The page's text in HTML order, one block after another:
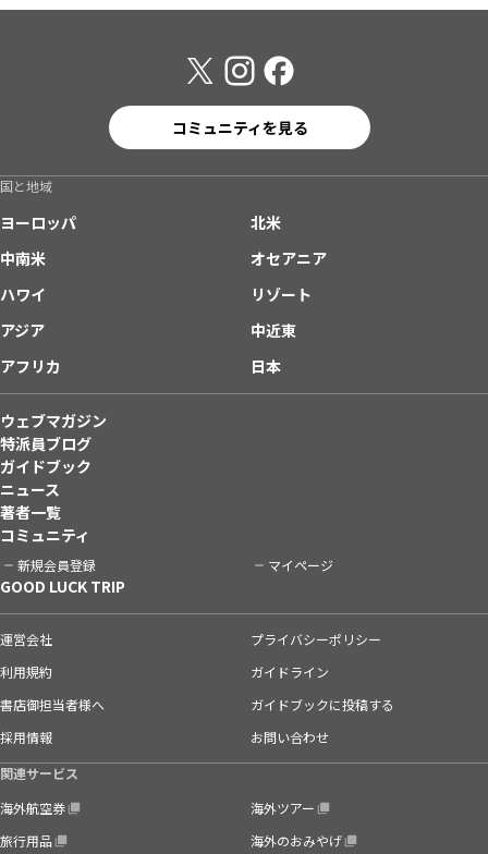
コミュニティを見る
国と地域
ヨーロッパ
北米
中南米
オセアニア
ハワイ
リゾート
アジア
中近東
アフリカ
日本
ウェブマガジン
特派員ブログ
ガイドブック
ニュース
著者一覧
コミュニティ
新規会員登録 マイページ
GOOD LUCK TRIP
運営会社
プライバシーポリシー
利用規約
ガイドライン
書店御担当者様へ
ガイドブックに投稿する
採用情報
お問い合わせ
関連サービス
海外航空券
海外ツアー
旅行用品
海外のおみやげ